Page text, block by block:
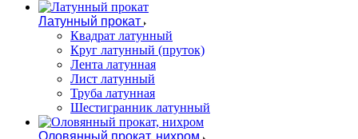
Латунный прокат
Квадрат латунный
Круг латунный (пруток)
Лента латунная
Лист латунный
Труба латунная
Шестигранник латунный
Оловянный прокат, нихром